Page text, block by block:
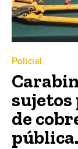
Policial
sujetos
de
pública.